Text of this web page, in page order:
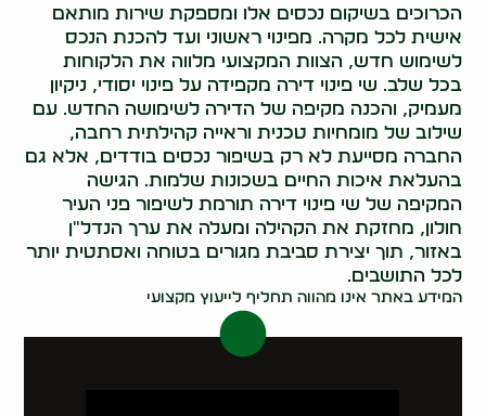
הכרוכים בשיקום נכסים אלו ומספקת שירות מותאם
אישית לכל מקרה. מפינוי ראשוני ועד להכנת הנכס
לשימוש חדש, הצוות המקצועי מלווה את הלקוחות
בכל שלב. שי פינוי דירה מקפידה על פינוי יסודי, ניקיון
מעמיק, והכנה מקיפה של הדירה לשימושה החדש. עם
שילוב של מומחיות טכנית וראייה קהילתית רחבה,
החברה מסייעת לא רק בשיפור נכסים בודדים, אלא גם
בהעלאת איכות החיים בשכונות שלמות. הגישה
המקיפה של שי פינוי דירה תורמת לשיפור פני העיר
חולון, מחזקת את הקהילה ומעלה את ערך הנדל"ן
באזור, תוך יצירת סביבת מגורים בטוחה ואסתטית יותר
לכל התושבים.
המידע באתר אינו מהווה תחליף לייעוץ מקצועי